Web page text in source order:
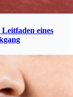
eines